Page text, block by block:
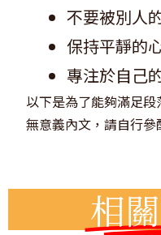
不要被別人
保持平靜的
專注於自己
以下是為了能夠滿足
無意義內文，請自行參
相